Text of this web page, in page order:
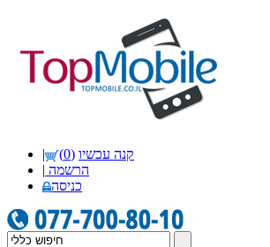
| קנה עכשיו (0)
| הרשמה
כניסה